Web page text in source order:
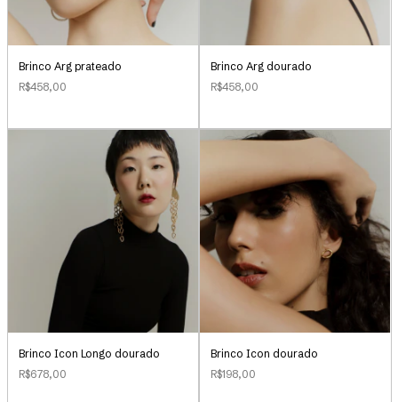
Brinco Arg prateado
R$458,00
Brinco Arg dourado
R$458,00
Brinco Icon Longo dourado
R$678,00
Brinco Icon dourado
R$198,00